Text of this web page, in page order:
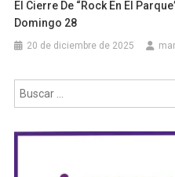
El Cierre De “Rock En El
Domingo 28
20 de diciembre de 2025